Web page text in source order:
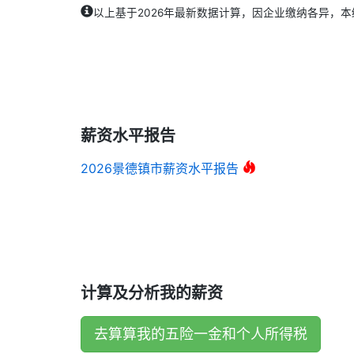
以上基于2026年最新数据计算，因企业缴纳各异，本
薪资水平报告
2026景德镇市薪资水平报告
计算及分析我的薪资
去算算我的五险一金和个人所得税